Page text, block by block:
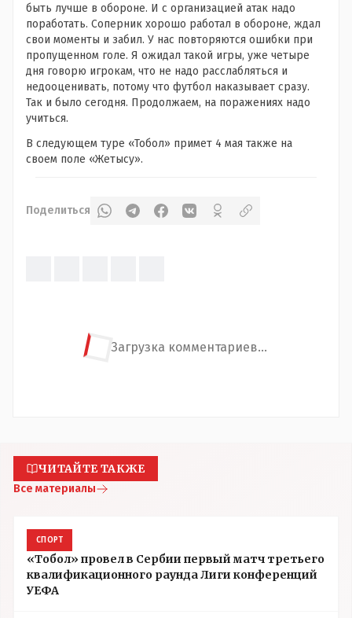
быть лучше в обороне. И с организацией атак надо
поработать. Соперник хорошо работал в обороне, ждал
свои моменты и забил. У нас повторяются ошибки при
пропущенном голе. Я ожидал такой игры, уже четыре
дня говорю игрокам, что не надо расслабляться и
недооценивать, потому что футбол наказывает сразу.
Так и было сегодня. Продолжаем, на поражениях надо
учиться.
В следующем туре «Тобол» примет 4 мая также на
своем поле «Жетысу».
Поделиться
Загрузка комментариев...
ЧИТАЙТЕ ТАКЖЕ
Все материалы
СПОРТ
«Тобол» провел в Сербии первый матч третьего
квалификационного раунда Лиги конференций
УЕФА